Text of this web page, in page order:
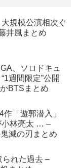
規模公演相次ぐ
井風まとめ
、ソロドキュ
週間限定”公開
BTSまとめ
「遊郭潜入」
小林亮太 … –
滅の刃まとめ
られた過去 –